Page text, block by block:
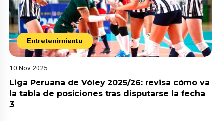
Entretenimiento
10 Nov 2025
Liga Peruana de Vóley 2025/26: revisa cómo va
la tabla de posiciones tras disputarse la fecha
3